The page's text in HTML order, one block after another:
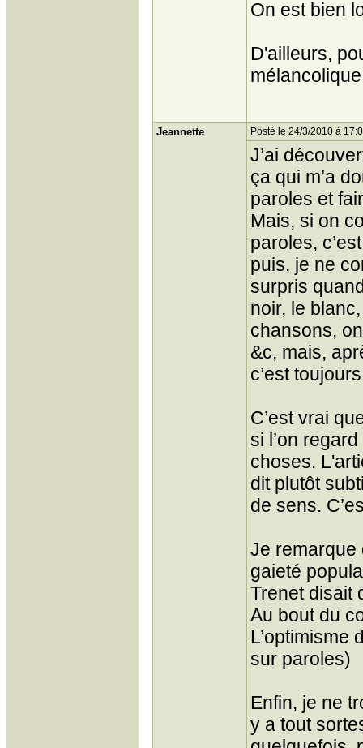
On est bien
D'ailleurs,
Jeannette Posté le 24/3/2010 à
J’ai
ça qui m’a
paroles et
Mais, si on
paroles,
puis, je ne
surpris
noir, le
chansons,
&c, mais,
c’est
C’est vrai
si l’on
choses.
dit plutôt
de sens.
Je remarque
gaieté
Trenet disait
Au bout du
L’optimisme
sur paroles)
Enfin, je ne
y a tout